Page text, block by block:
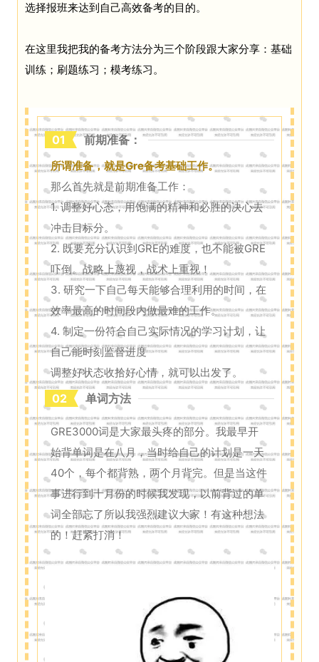
选择报班来达到自己高效备考的目的。
在这里我把我的备考方法分为三个阶段跟大家分享： 基础
训练； 刷题练习； 模考练习。
01 前期准备：
所谓准备，就是Gre备考基础工作。
那么首先就是前期准备工作：
1. 调整好心态，用饱满的精神和必胜的决心去
冲击目标分。
2. 既要充分认识到GRE的难度，也不能被GRE
吓倒。战略上蔑视，战术上重视！
3. 研究一下自己每天能够合理利用的时间，在
效率最高的时间段内做最难的工作。
4. 制定一份符合自己实际情况的学习计划，让
自己能时刻监督进度
调整好状态收拾好心情，就可以出发了。
02 单词方法
GRE3000词是大家最头疼的部分。我最早开
始背单词是在八月，当时给自己的计划是一天
40个，每个都背熟，两个月背完。但是当这件
事进行到十月份的时候我发现，以前背过的单
词全部忘了所以我强烈建议大家！有这种想法
的！赶紧打消！